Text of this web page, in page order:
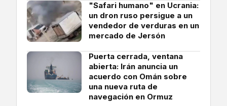
"Safari humano" en Ucrania:
un dron ruso persigue a un
vendedor de verduras en un
mercado de Jersón
Puerta cerrada, ventana
abierta: Irán anuncia un
acuerdo con Omán sobre
una nueva ruta de
navegación en Ormuz